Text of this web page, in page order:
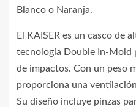
Blanco o Naranja.
El KAISER es un casco de
tecnología Double In-Mold
de impactos. Con un peso
proporciona una
Su diseño incluye pinzas